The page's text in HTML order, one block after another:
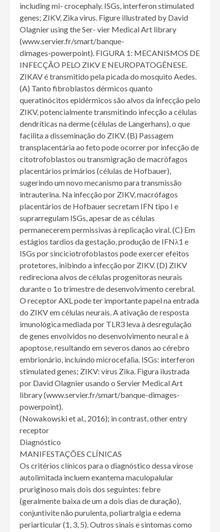
including mi- crocephaly. ISGs, interferon stimulated
genes; ZIKV, Zika virus. Figure illustrated by David
Olagnier using the Ser- vier Medical Art library
(www.servier.fr/smart/banque-
dimages-powerpoint). FIGURA 1: MECANISMOS DE
INFECÇÃO PELO ZIKV E NEUROPATOGÊNESE.
ZIKAV é transmitido pela picada do mosquito Aedes.
(A) Tanto fibroblastos dérmicos quanto
queratinócitos epidérmicos são alvos da infecção pelo
ZIKV, potencialmente transmitindo infecção a células
dendríticas na derme (células de Langerhans), o que
facilita a disseminação do ZIKV. (B) Passagem
transplacentária ao feto pode ocorrer por infecção de
citotrofoblastos ou transmigração de macrófagos
placentários primários (células de Hofbauer),
sugerindo um novo mecanismo para transmissão
intrauterina. Na infecção por ZIKV, macrófagos
placentários de Hofbauer secretam IFN tipo I e
suprarregulam ISGs, apesar de as células
permanecerem permissivas à replicação viral. (C) Em
estágios tardios da gestação, produção de IFNλ1 e
ISGs por sinciciotrofoblastos pode exercer efeitos
protetores, inibindo a infecção por ZIKV. (D) ZIKV
redireciona alvos de células progenitoras neurais
durante o 1o trimestre de desenvolvimento cerebral.
O receptor AXL pode ter importante papel na entrada
do ZIKV em células neurais. A ativação de resposta
imunológica mediada por TLR3 leva à desregulação
de genes envolvidos no desenvolvimento neural e à
apoptose, resultando em severos danos ao cérebro
embrionário, incluindo microcefalia. ISGs: interferon
stimulated genes; ZIKV: vírus Zika. Figura ilustrada
por David Olagnier usando o Servier Medical Art
library (www.servier.fr/smart/banque-dimages-
powerpoint).
(Nowakowski et al., 2016); in contrast, other entry
receptor
Diagnóstico
MANIFESTAÇÕES CLÍNICAS
Os critérios clínicos para o diagnóstico dessa virose
autolimitada incluem exantema maculopalular
pruriginoso mais dois dos seguintes: febre
(geralmente baixa de um a dois dias de duração),
conjuntivite não purulenta, poliartralgia e edema
periarticular (1, 3, 5). Outros sinais e sintomas como